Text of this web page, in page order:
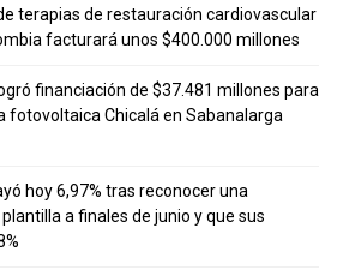
terapias de restauración cardiovascular
facturará unos $400.000 millones
financiación de $37.481 millones para
fotovoltaica Chicalá en Sabanalarga
hoy 6,97% tras reconocer una
a finales de junio y que sus